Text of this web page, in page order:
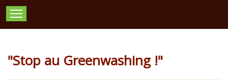
"Stop au Greenwashing !"